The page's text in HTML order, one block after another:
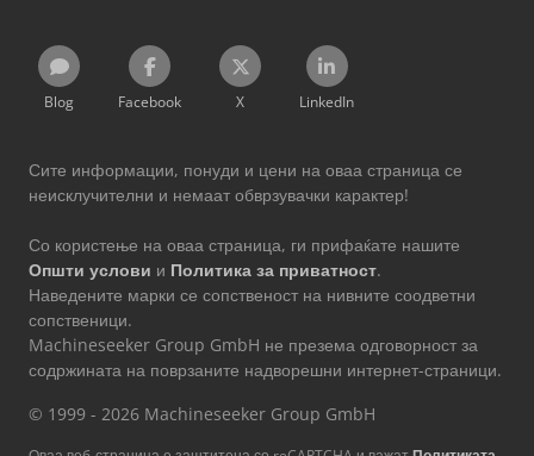
Blog Facebook X LinkedIn
Сите информации, понуди и цени на оваа страница се
неисклучителни и немаат обврзувачки карактер!
Со користење на оваа страница, ги прифаќате нашите
Општи услови и Политика за приватност.
Наведените марки се сопственост на нивните соодветни
сопственици.
Machineseeker Group GmbH не презема одговорност за
содржината на поврзаните надворешни интернет-страници.
© 1999 - 2026 Machineseeker Group GmbH